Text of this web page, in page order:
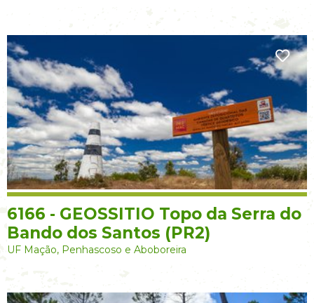
6166 - GEOSSITIO Topo da Serra do
Bando dos Santos (PR2)
UF Mação, Penhascoso e Aboboreira